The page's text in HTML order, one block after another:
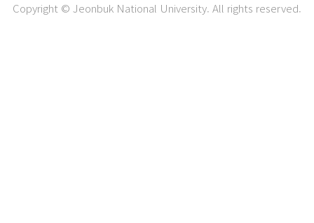
Copyright © Jeonbuk National University. All rights reserved.